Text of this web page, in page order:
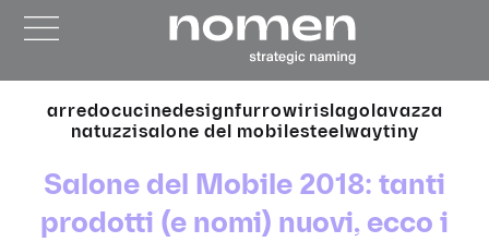
arredocucinedesignfurrowirislagolavazza
natuzzisalone del mobilesteelwaytiny
Salone del Mobile 2018: tanti
prodotti (e nomi) nuovi, ecco i